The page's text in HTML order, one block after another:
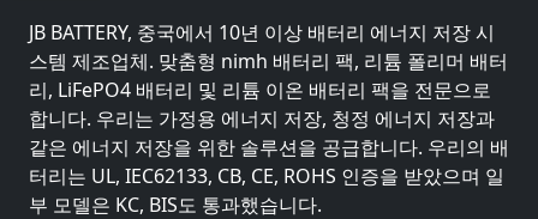
JB BATTERY, 중국에서 10년 이상 배터리 에너지 저장 시
스템 제조업체. 맞춤형 nimh 배터리 팩, 리튬 폴리머 배터
리, LiFePO4 배터리 및 리튬 이온 배터리 팩을 전문으로
합니다. 우리는 가정용 에너지 저장, 청정 에너지 저장과
같은 에너지 저장을 위한 솔루션을 공급합니다. 우리의 배
터리는 UL, IEC62133, CB, CE, ROHS 인증을 받았으며 일
부 모델은 KC, BIS도 통과했습니다.